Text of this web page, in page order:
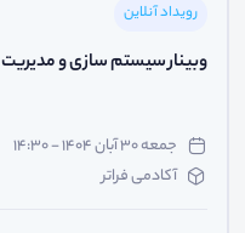
رویداد آنلاین
وبینار سیستم سازی و مدیریت بهره وری در سازمان
جمعه ۳۰ آبان ۱۴۰۴ - ۱۴:۳۰
آکادمی فراتر